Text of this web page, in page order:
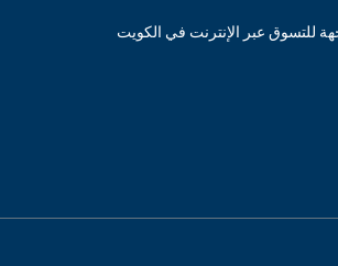
للتسوق عبر الإنترنت في الكويت